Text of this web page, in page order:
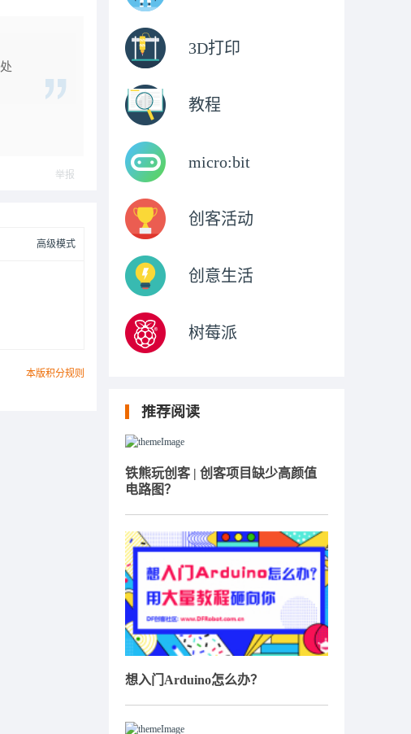
举报
高级模式
本版积分规则
3D打印
教程
micro:bit
创客活动
创意生活
树莓派
推荐阅读
铁熊玩创客 | 创客项目缺少高颜值
电路图？
想入门Arduino怎么办？